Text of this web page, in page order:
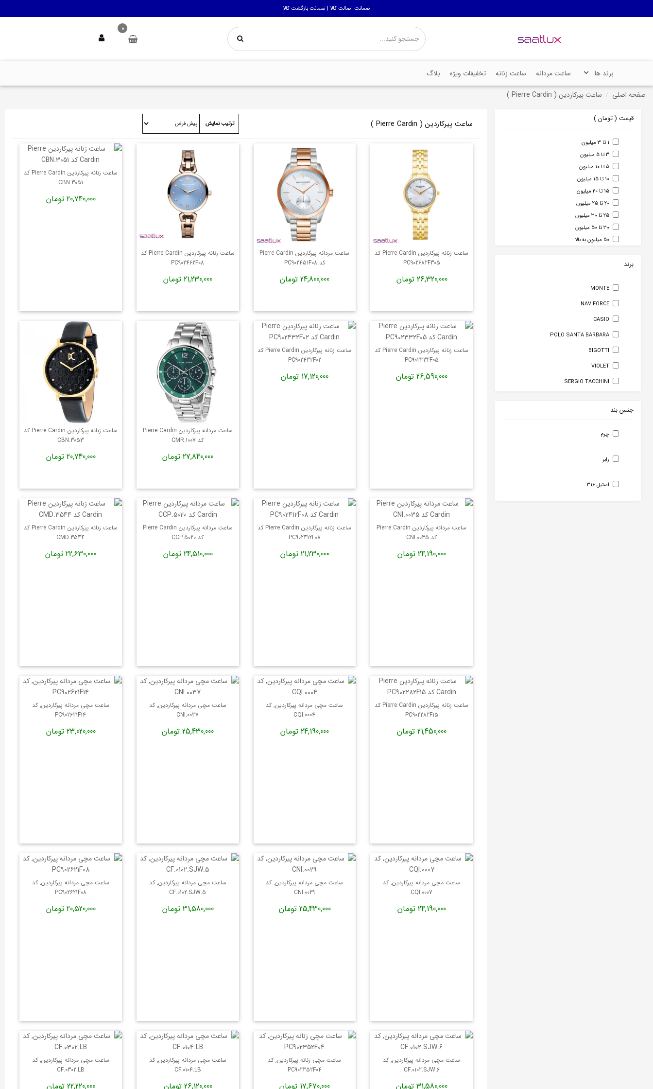
ضمانت اصالت کالا | ضمانت بازگشت کالا
0
برند ها ساعت مردانه ساعت زنانه تخفیفات ویژه
بلاگ
صفحه اصلی
ساعت پیرکاردین ( Pierre Cardin )
ساعت پیرکاردین ( Pierre Cardin ) ترتیب نمایش
ساعت زنانه پیرکاردین Pierre Cardin کد
PC902682F305
26,320,000 تومان
ساعت مردانه پیرکاردین Pierre Cardin
کد PC902451F08
24,800,000 تومان
ساعت زنانه پیرکاردین Pierre Cardin کد
PC902462F08
21,230,000 تومان
ساعت زنانه پیرکاردین Pierre Cardin کد
CBN.3051
20,740,000 تومان
ساعت زنانه پیرکاردین Pierre Cardin کد
PC902332F05
26,590,000 تومان
ساعت زنانه پیرکاردین Pierre Cardin کد
PC902432F02
17,120,000 تومان
ساعت مردانه پیرکاردین Pierre Cardin
کد CMR.1007
27,840,000 تومان
ساعت زنانه پیرکاردین Pierre Cardin کد
CBN.3053
20,740,000 تومان
ساعت مردانه پیرکاردین Pierre Cardin
کد CNI.0035
24,190,000 تومان
ساعت زنانه پیرکاردین Pierre Cardin کد
PC902412F08
21,230,000 تومان
ساعت مردانه پیرکاردین Pierre Cardin
کد CCP.5020
24,510,000 تومان
ساعت زنانه پیرکاردین Pierre Cardin کد
CMD.3544
22,630,000 تومان
ساعت زنانه پیرکاردین Pierre Cardin کد
PC902282F15
21,450,000 تومان
ساعت مچی مردانه پیرکاردین, کد
CQI.0004
24,190,000 تومان
ساعت مچی مردانه پیرکاردین, کد
CNI.0037
25,430,000 تومان
ساعت مچی مردانه پیرکاردین, کد
PC902621F14
23,020,000 تومان
ساعت مچی مردانه پیرکاردین, کد
CQI.0007
24,190,000 تومان
ساعت مچی مردانه پیرکاردین, کد
CNI.0029
25,430,000 تومان
ساعت مچی مردانه پیرکاردین, کد
CF.0102.SJW.5
31,580,000 تومان
ساعت مچی مردانه پیرکاردین, کد
PC902621F08
20,520,000 تومان
ساعت مچی مردانه پیرکاردین, کد
CF.0102.SJW.6
31,580,000 تومان
ساعت مچی زنانه پیرکاردین, کد
PC902352F04
17,670,000 تومان
ساعت مچی مردانه پیرکاردین, کد
CF.0104.LB
26,120,000 تومان
ساعت مچی مردانه پیرکاردین, کد
CF.0302.LB
22,220,000 تومان
قیمت ( تومان )
1 تا 3 میلیون
3 تا 5 میلیون
5 تا 10 میلیون
10 تا 15 میلیون
15 تا 20 میلیون
20 تا 25 میلیون
25 تا 30 میلیون
30 تا 50 میلیون
50 میلیون به بالا
برند
MONTE
NAVIFORCE
CASIO
POLO SANTA BARBARA
BIGOTTI
VIOLET
SERGIO TACCHINI
ORIENT
جنس بند
چرم
رابر
استیل 316